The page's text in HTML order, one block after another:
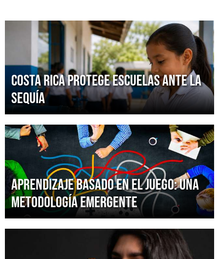
Costa Rica protege escuelas ante la
sequía
Aprendizaje basado en el juego: una
metodología emergente